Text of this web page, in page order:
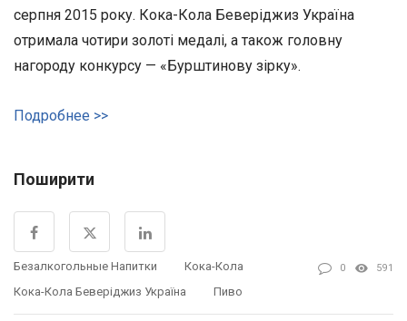
серпня 2015 року. Кока-Кола Беверіджиз Україна
отримала чотири золоті медалі, а також головну
нагороду конкурсу — «Бурштинову зірку».
Подробнее >>
Поширити
Безалкогольные Напитки
Кока-Кола
Кока-Кола Беверіджиз Україна
Пиво
0 591